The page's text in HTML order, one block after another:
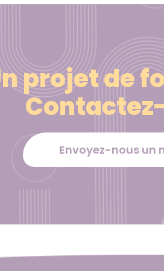
projet de
Envoyez-nous un